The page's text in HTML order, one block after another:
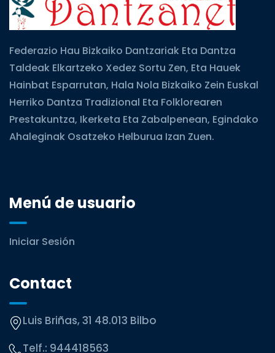
Federazio Hau Bizkaiko Dantzariak Eta Dantza
Taldeak Elkartzeko Xedez Sortu Zen, Eta Hauek
Hainbat Esparrutan, Hala Nola Bizkaiko Zein Euskal
Herriko Dantza Tradizional Eta Folklorearen
Prestakuntza, Ikerketa Eta Zabalpenean, Egindako
Ahaleginak Osatzeko Helburua Izan Zuen.
Menú de usuario
Iniciar Sesión
Contact
Luis Briñas, 31 48.013 Bilbo
Telf.: 944418563